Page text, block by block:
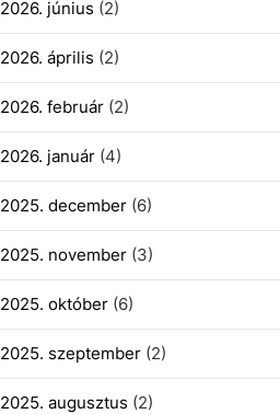
2026. június (2)
2026. április (2)
2026. február(2)
2026. január(4)
2025. december(6)
2025. november(3)
2025. október(6)
2025. szeptember(2)
2025. augusztus (2)